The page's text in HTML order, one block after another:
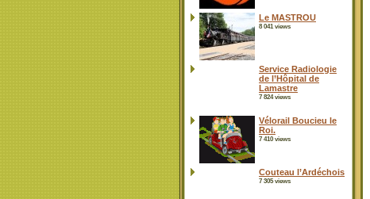
Le MASTROU
8 041 views
Service Radiologie
de l’Hôpital de
Lamastre
7 824 views
Vélorail Boucieu le
Roi.
7 410 views
Couteau l’Ardéchois
7 305 views